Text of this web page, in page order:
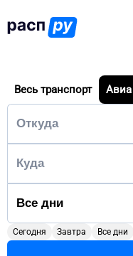
Весь транспорт Авиа
Сегодня Завтра Все дни